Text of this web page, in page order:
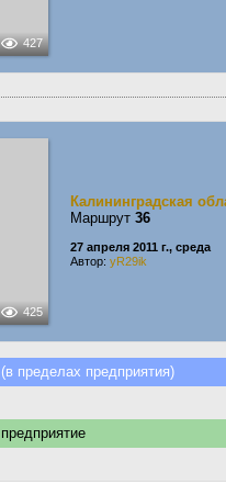
427
425
Калининградская
Маршрут 36
27 апреля 2011 г., среда
Автор: yR29ik
пределах предприятия)